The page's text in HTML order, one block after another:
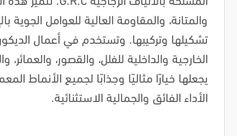
والمتانة، والمقاومة العالية للعوامل الجوية
تشكيلها وتركيبها. وتستخدم في أعمال
الخارجية والداخلية للفلل، والقصور،
يجعلها خيارًا مثاليًا وجذابًا لجميع الأنماط
الأداء الفائق والجمالية الاستثنائية.